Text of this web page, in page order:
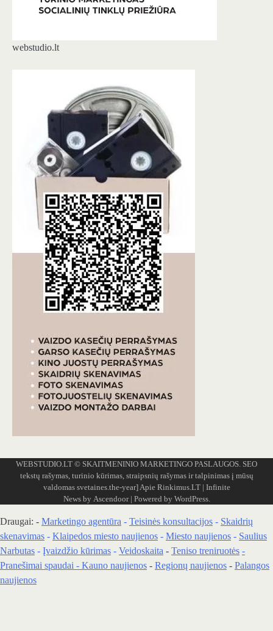
webstudio.lt
WEBSTUDIO.LT © SKAITMENINIO MARKETINGO PASLAUGOS. SEO
tekstų rašymas, turinio kūrimas, straipsnių rašymas ir talpinimas į mūsų
valdomas svetaines.the-year] Apie Rinkimus.LT| Infinite
News by Ascendoor| Powered by WordPress.
Draugai: - Marketingo agentūra - Teisinės konsultacijos - Skaidrių
skenavimas - Klaipedos miesto naujienos - Miesto naujienos - Saulius
Narbutas - Įvaizdžio kūrimas - Veidoskaita - Teniso treniruotės -
Pranešimai spaudai - Kauno naujienos - Regionų naujienos - Palangos
naujienos